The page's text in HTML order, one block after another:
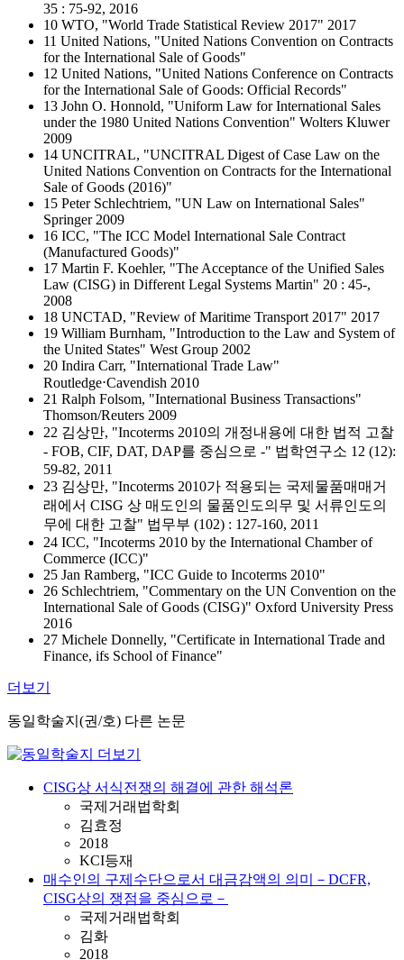
35 : 75-92, 2016
10 WTO, "World Trade Statistical Review 2017" 2017
11 United Nations, "United Nations Convention on Contracts
for the International Sale of Goods"
12 United Nations, "United Nations Conference on Contracts
for the International Sale of Goods: Official Records"
13 John O. Honnold, "Uniform Law for International Sales
under the 1980 United Nations Convention" Wolters Kluwer
2009
14 UNCITRAL, "UNCITRAL Digest of Case Law on the
United Nations Convention on Contracts for the International
Sale of Goods (2016)"
15 Peter Schlechtriem, "UN Law on International Sales"
Springer 2009
16 ICC, "The ICC Model International Sale Contract
(Manufactured Goods)"
17 Martin F. Koehler, "The Acceptance of the Unified Sales
Law (CISG) in Different Legal Systems Martin" 20 : 45-,
2008
18 UNCTAD, "Review of Maritime Transport 2017" 2017
19 William Burnham, "Introduction to the Law and System of
the United States" West Group 2002
20 Indira Carr, "International Trade Law"
Routledge⋅Cavendish 2010
21 Ralph Folsom, "International Business Transactions"
Thomson/Reuters 2009
22 김상만, "Incoterms 2010의 개정내용에 대한 법적 고찰
- FOB, CIF, DAT, DAP를 중심으로 -" 법학연구소 12 (12):
59-82, 2011
23 김상만, "Incoterms 2010가 적용되는 국제물품매매거
래에서 CISG 상 매도인의 물품인도의무 및 서류인도의
무에 대한 고찰" 법무부 (102) : 127-160, 2011
24 ICC, "Incoterms 2010 by the International Chamber of
Commerce (ICC)"
25 Jan Ramberg, "ICC Guide to Incoterms 2010"
26 Schlechtriem, "Commentary on the UN Convention on the
International Sale of Goods (CISG)" Oxford University Press
2016
27 Michele Donnelly, "Certificate in International Trade and
Finance, ifs School of Finance"
더보기
동일학술지(권/호) 다른 논문
CISG상 서식전쟁의 해결에 관한 해석론
국제거래법학회
김효정
2018
KCI등재
매수인의 구제수단으로서 대금감액의 의미－DCFR,
CISG상의 쟁점을 중심으로－
국제거래법학회
김화
2018